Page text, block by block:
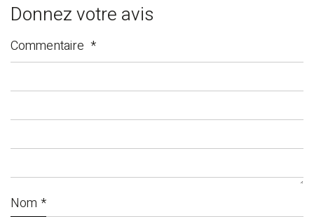
Donnez votre avis
Commentaire *
Nom *